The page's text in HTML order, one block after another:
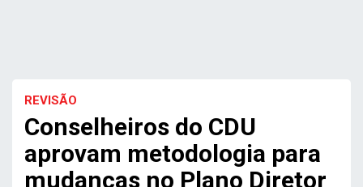
REVISÃO
Conselheiros do CDU
aprovam metodologia para
mudanças no Plano Diretor